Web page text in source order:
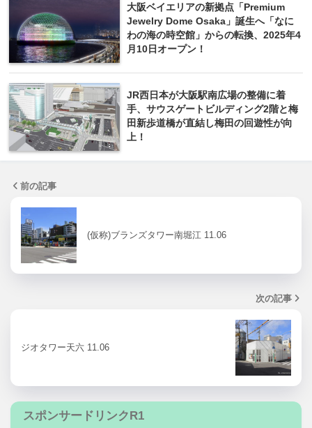
大阪ベイエリアの新拠点「Premium
Jewelry Dome Osaka」誕生へ「なに
わの海の時空館」からの転換、2025年4
月10日オープン！
JR西日本が大阪駅南広場の整備に着
手、サウスゲートビルディング2階と梅
田新歩道橋が直結し梅田の回遊性が向
上！
前の記事
(仮称)ブランズタワー南堀江 11.06
次の記事
ジオタワー天六 11.06
スポンサードリンクR1